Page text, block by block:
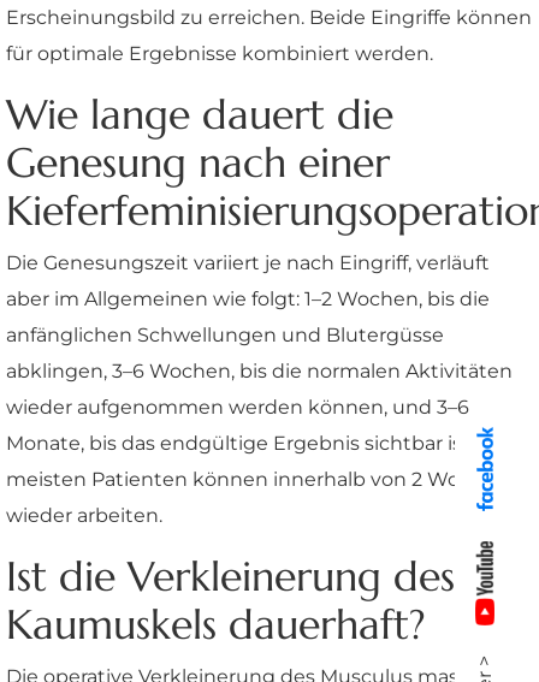
Erscheinungsbild zu erreichen. Beide Eingriffe können
für optimale Ergebnisse kombiniert werden.
Wie lange dauert die
Genesung nach einer
Die Genesungszeit variiert je nach Eingriff, verläuft
aber im Allgemeinen wie folgt: 1–2 Wochen, bis die
anfänglichen Schwellungen und Blutergüsse
abklingen, 3–6 Wochen, bis die normalen Aktivitäten
wieder aufgenommen werden können, und 3–6
Monate, bis das endgültige Ergebnis sichtbar ist. Die
meisten Patienten können innerhalb von 2 Wochen
wieder arbeiten.
Ist die Verkleinerung des
Kaumuskels dauerhaft?
Die operative Verkleinerung des Musculus masseter